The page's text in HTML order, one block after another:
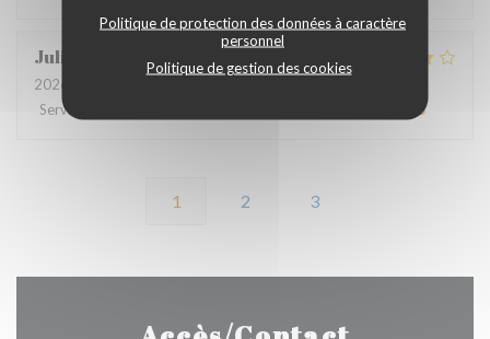
Politique de protection des données à caractère
personnel
Politique de gestion des cookies
Julie
2026-07-13
Service
/5
1 2 3